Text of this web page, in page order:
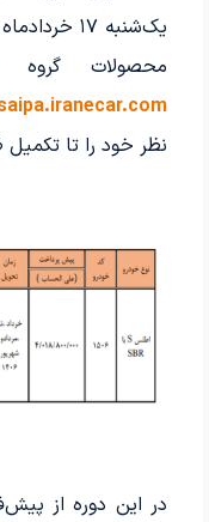
یک‌شنبه
محصولات گروه
نظر خود را تا
در این دوره از